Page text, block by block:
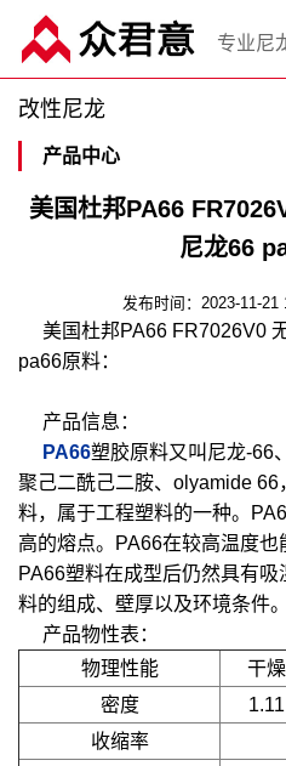
专业尼
改性尼龙
产品中心
美国杜邦PA66
尼龙66
发布时间：2023-11-
美国杜邦PA66 FR7026V0
pa66原料：
产品信息：
PA66塑胶原料又叫尼龙-66
聚己二酰己二胺、olyamide
料，属于工程塑料的一种。
高的熔点。PA66在较高温度也
PA66塑料在成型后仍然具有
料的组成、壁厚以及环境条件。
产品物性表：
物理性能
干燥
密度
1.11
收缩率